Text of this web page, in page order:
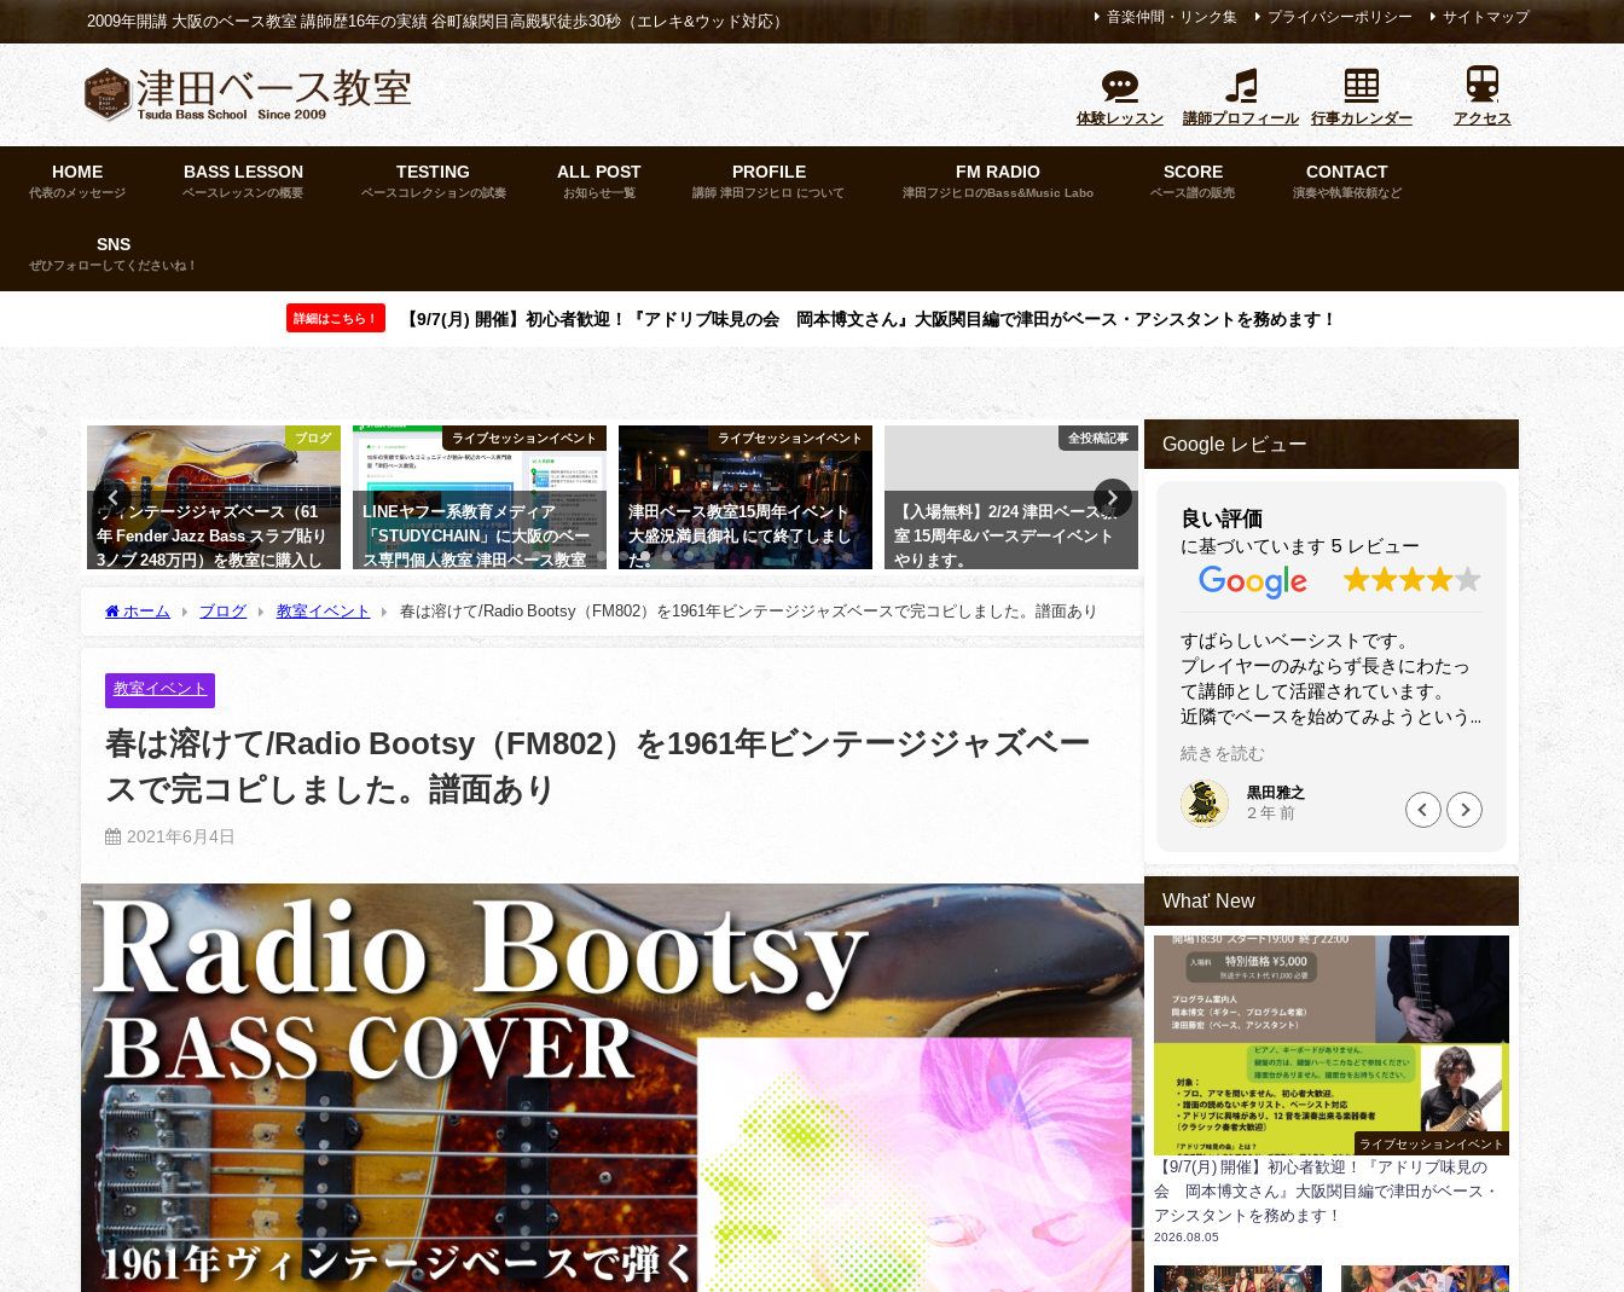
2009年開講 大阪のベース教室 講師歴16年の実績 谷町線関目高殿駅徒歩30秒（エレキ&ウッド対応） 音楽仲間・リンク集 プライバシーポリシー サイトマップ
体験レッスン 講師プロフィール 行事カレンダー アクセス
HOME
代表のメッセージ
BASS LESSON
ベースレッスンの概要
TESTING
ベースコレクションの試奏
ALL POST
お知らせ一覧
PROFILE
講師 津田フジヒロ について
FM RADIO
津田フジヒロのBass&Music Labo
SCORE
ベース譜の販売
CONTACT
演奏や執筆依頼など
SNS
ぜひフォローしてくださいね！
詳細はこちら！ 【9/7(月) 開催】初心者歓迎！『アドリブ味見の会 岡本博文さん』大阪関目編で津田がベース・アシスタントを務めます！
イベント
は
！【教
追
ブログ
ヴィンテージジャズベース（61
年 Fender Jazz Bass スラブ貼り
3ノブ 248万円）を教室に購入し
ました。
2021年5月5日
ライブセッションイベント
LINEヤフー系教育メディア
「STUDYCHAIN」に大阪のベー
ス専門個人教室 津田ベース教室
の取材記事が掲載されました。
2025年4月13日
ライブセッションイベント
津田ベース教室15周年イベント
大盛況満員御礼 にて終了しまし
た。
全投稿記事
【入場無料】2/24 津田ベース教
室 15周年&バースデーイベント
やります。
ライブセッションイベント
【告知】新潟ジャズストリート
2026出演＆自主企画ジャムセッ
ション開催！ ​
2026年7月1日
ライブセッション
週刊大阪日日新聞に全面で
ス教室の特集が掲載されま
二郎）さん
ホーム ブログ 教室イベント 春は溶けて/Radio Bootsy（FM802）を1961年ビンテージジャズベースで完コピしました。譜面あり
教室イベント
春は溶けて/Radio Bootsy（FM802）を1961年ビンテージジャズベー
スで完コピしました。譜面あり
2021年6月4日
Google レビュー
良い評価
に基づいています 5 レビュー
私は受講者ではないのですが、関西
OBの方では、既に独立して講師やプ
さすが15年の実績と指導力、と感じ
ます。
続きを読む
すばらしいベーシストです。
プレイヤーのみならず長きにわたっ
て講師として活躍されています。
近隣でベースを始めてみようという
方はもちろん、すでにある程度弾け
るけどさらにステップアップしたい
方にもぜひおすすめしたい講師だと
思います。
続きを読む
黒田雅之
2 年 前
音楽講師
確かな技
の音楽教
セッショ
オススメ
続きを読む
5
What' New
ライブセッションイベント
【9/7(月) 開催】初心者歓迎！『アドリブ味見の
会 岡本博文さん』大阪関目編で津田がベース・
アシスタントを務めます！
2026.08.05